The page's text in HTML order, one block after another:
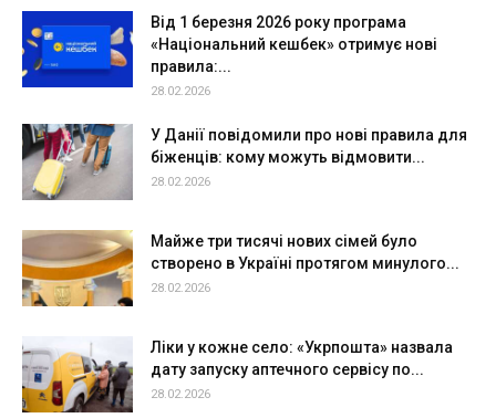
Від 1 березня 2026 року програма
«Національний кешбек» отримує нові
правила:...
28.02.2026
У Данії повідомили про нові правила для
біженців: кому можуть відмовити...
28.02.2026
Майже три тисячі нових сімей було
створено в Україні протягом минулого...
28.02.2026
Ліки у кожне село: «Укрпошта» назвала
дату запуску аптечного сервісу по...
28.02.2026